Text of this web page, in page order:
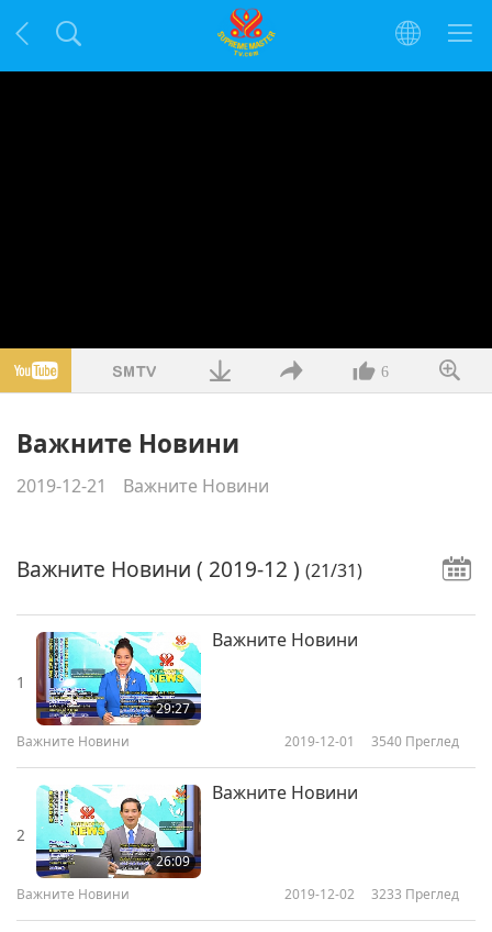
6
Важните Новини
2019-12-21 Важните Новини
Важните Новини ( 2019-12 ) (21/31)
1
29:27
Важните Новини
Важните Новини 2019-12-01 3540 Преглед
2
26:09
Важните Новини
Важните Новини 2019-12-02 3233 Преглед